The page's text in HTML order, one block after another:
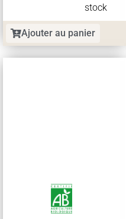
stock
Ajouter au panier